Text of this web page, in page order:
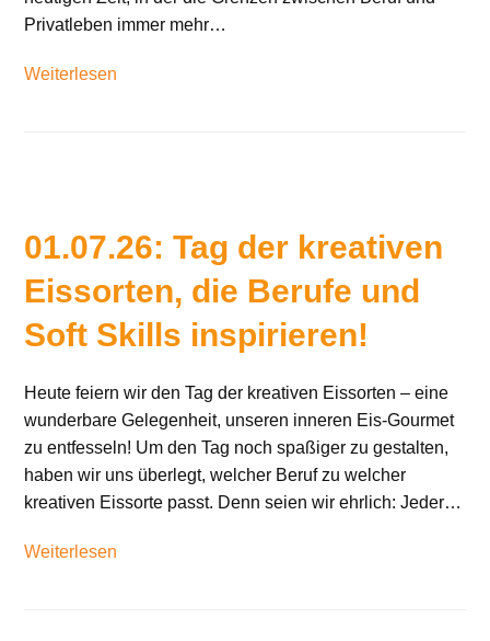
Privatleben immer mehr…
Weiterlesen
01.07.26: Tag der kreativen
Eissorten, die Berufe und
Soft Skills inspirieren!
Heute feiern wir den Tag der kreativen Eissorten – eine
wunderbare Gelegenheit, unseren inneren Eis-Gourmet
zu entfesseln! Um den Tag noch spaßiger zu gestalten,
haben wir uns überlegt, welcher Beruf zu welcher
kreativen Eissorte passt. Denn seien wir ehrlich: Jeder…
Weiterlesen